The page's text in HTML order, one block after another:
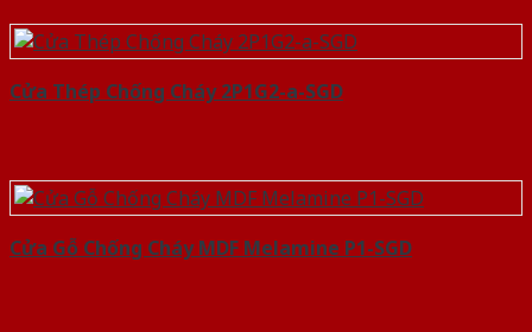
Cửa Thép Chống Cháy 2P1G2-a-SGD
Cửa Gỗ Chống Cháy MDF Melamine P1-SGD